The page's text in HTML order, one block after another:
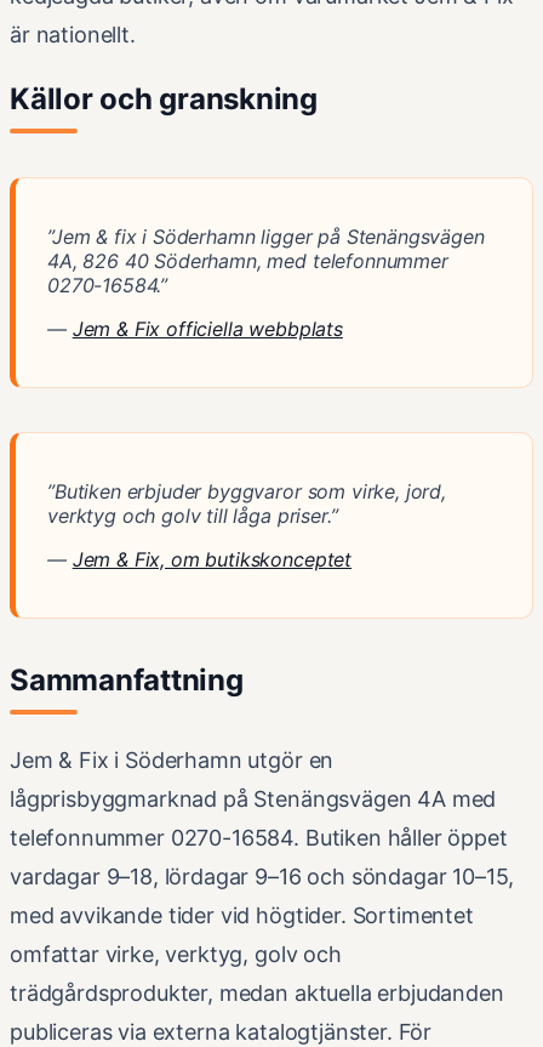
är nationellt.
Källor och granskning
”Jem & fix i Söderhamn ligger på Stenängsvägen
4A, 826 40 Söderhamn, med telefonnummer
0270-16584.”
— Jem & Fix officiella webbplats
”Butiken erbjuder byggvaror som virke, jord,
verktyg och golv till låga priser.”
— Jem & Fix, om butikskonceptet
Sammanfattning
Jem & Fix i Söderhamn utgör en
lågprisbyggmarknad på Stenängsvägen 4A med
telefonnummer 0270-16584. Butiken håller öppet
vardagar 9–18, lördagar 9–16 och söndagar 10–15,
med avvikande tider vid högtider. Sortimentet
omfattar virke, verktyg, golv och
trädgårdsprodukter, medan aktuella erbjudanden
publiceras via externa katalogtjänster. För